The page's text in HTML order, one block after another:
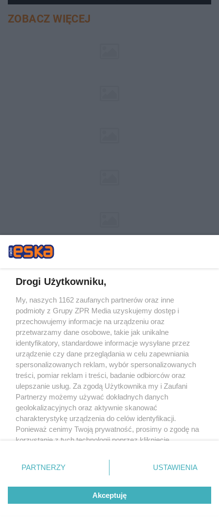
ZOBACZ WIĘCEJ
Żaden utwór zamieszczony w serwisie nie może być powielany i
rozpowszechniany lub dalej rozpowszechniany w jakikolwiek sposób (w
tym także elektroniczny lub mechaniczny) na jakimkolwiek polu
eksploatacji w jakiejkolwiek formie, włącznie z umieszczaniem w Internecie
bez pisemnej zgody właściciela praw. Jakiekolwiek użycie lub
wykorzystanie utworów w całości lub w części z naruszeniem prawa, tzn.
bez właściwej zgody, jest zabronione pod groźbą kary i może być ścigane
prawnie.
O nas
Drogi Użytkowniku,
My, naszych 1162 zaufanych partnerów oraz inne
podmioty z Grupy ZPR Media uzyskujemy dostęp i
przechowujemy informacje na urządzeniu oraz
przetwarzamy dane osobowe, takie jak unikalne
identyfikatory, standardowe informacje wysyłane przez
urządzenie czy dane przeglądania w celu zapewniania
spersonalizowanych reklam, wybór spersonalizowanych
treści, pomiar reklam i treści, badanie odbiorców oraz
ulepszanie usług. Za zgodą Użytkownika my i Zaufani
Partnerzy możemy używać dokładnych danych
geolokalizacyjnych oraz aktywnie skanować
charakterystykę urządzenia do celów identyfikacji.
Ponieważ cenimy Twoją prywatność, prosimy o zgodę na
korzystanie z tych technologii poprzez kliknięcie
zmienić/wycofać klikając przycisk ustawień prywatności
znajdujący się w lewym dolnym rogu strony
rodzaje przetwarzania danych nie wymagają zgody
użytkownika, ale masz prawo sprzeciwić się takiemu
przetwarzaniu. Preferencje będą miały zastosowanie tylko
PARTNERZY USTAWIENIA
Akceptuję